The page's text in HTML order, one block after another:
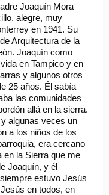
Joaquín Mora
alegre, muy
en 1941. Su
Arquitectura de la
Joaquín como
en Tampico y en
y algunos otros
25 años. Él sabía
las comunidades
allá en la sierra.
algunas veces un
a los niños de los
era cercano
en la Sierra que me
Joaquín, y él
estuvo Jesús
en todos, en